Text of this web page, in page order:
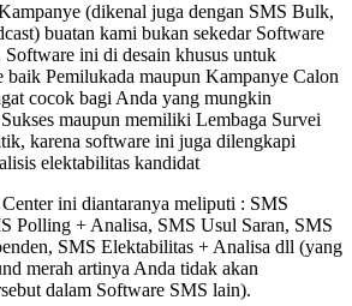
(dikenal juga dengan SMS Bulk,
buatan kami bukan sekedar Software
Software ini di desain khusus untuk
baik Pemilukada maupun Kampanye Calon
cocok bagi Anda yang mungkin
maupun memiliki Lembaga Survei
karena software ini juga dilengkapi
elektabilitas kandidat
ini diantaranya meliputi : SMS
Polling + Analisa, SMS Usul Saran, SMS
SMS Elektabilitas + Analisa dll (yang
merah artinya Anda tidak akan
dalam Software SMS lain).